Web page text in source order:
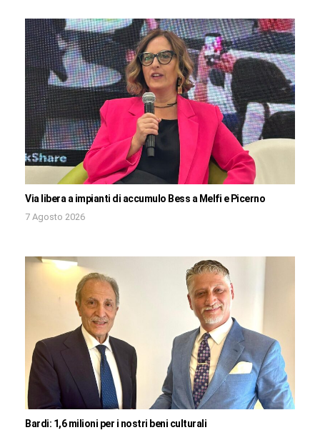
Via libera a impianti di accumulo Bess a Melfi e Picerno
7 Agosto 2026
Bardi: 1,6 milioni per i nostri beni culturali